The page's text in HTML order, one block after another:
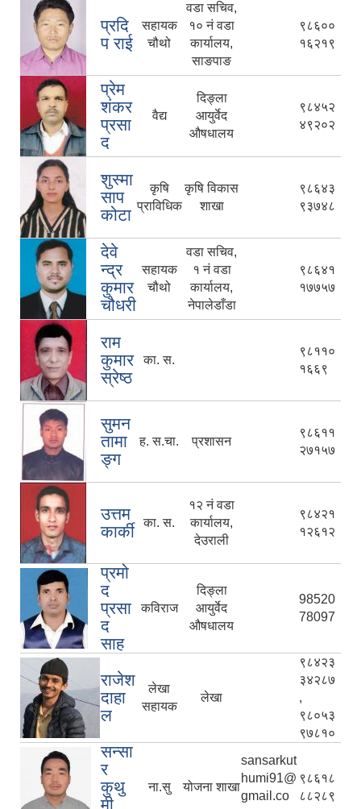
प्रदि
प राई
सहायक
चौथो
वडा सचिव,
१० नं वडा
कार्यालय,
साङपाङ
९८६००
१६२१९
प्रेम
शंकर
प्रसा
द
वैद्य
दिङ्ला
आयुर्वेद
औषधालय
९८४५२
४९२०२
शुस्मा
साप
कोटा
कृषि
प्राविधिक
कृषि विकास
शाखा
९८६४३
९३७४८
देवे
न्द्र
कुमार
चौधरी
सहायक
चौथो
वडा सचिव,
१ नं वडा
कार्यालय,
नेपालेडाँडा
९८६४१
१७७५७
राम
कुमार
स्रेष्ठ
का. स.
९८११०
१६६९
सुमन
तामा
ङ्ग
ह. स.चा. प्रशासन
९८६११
२७१५७
उत्तम
कार्की
का. स.
१२ नं वडा
कार्यालय,
देउराली
९८४२१
१२६१२
प्रमो
द
प्रसा
द
साह
कविराज
दिङ्ला
आयुर्वेद
औषधालय
98520
78097
राजेश
दाहा
ल
लेखा
सहायक
लेखा
९८४२३
३४२८७
,
९८०५३
९७८१०
सन्सा
र
कुथु
मी
ना.सु योजना शाखा
sansarkut
humi91@
gmail.co
९८६१८
८८२८९